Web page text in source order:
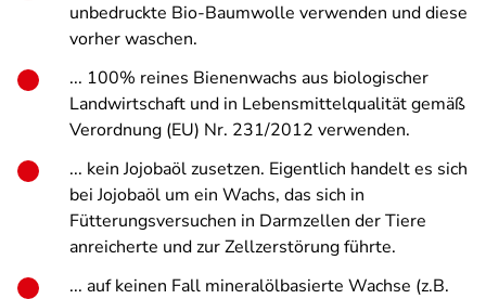
unbedruckte Bio-Baumwolle verwenden und diese
vorher waschen.
... 100% reines Bienenwachs aus biologischer
Landwirtschaft und in Lebensmittelqualität gemäß
Verordnung (EU) Nr. 231/2012 verwenden.
... kein Jojobaöl zusetzen. Eigentlich handelt es sich
bei Jojobaöl um ein Wachs, das sich in
Fütterungsversuchen in Darmzellen der Tiere
anreicherte und zur Zellzerstörung führte.
... auf keinen Fall mineralölbasierte Wachse (z.B.